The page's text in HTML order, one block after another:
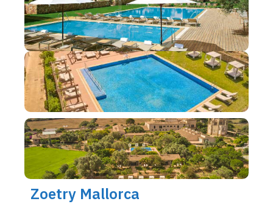
Zoetry Mallorca